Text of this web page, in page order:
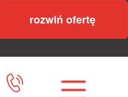
rozwiń ofertę